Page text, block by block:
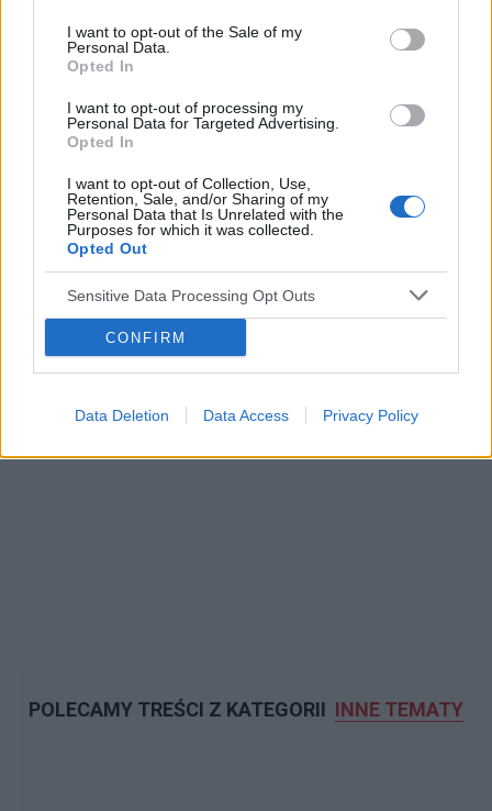
I want to opt-out of the Sale of my
Personal Data.
Opted In
I want to opt-out of processing my
Personal Data for Targeted Advertising.
Opted In
I want to opt-out of Collection, Use,
Retention, Sale, and/or Sharing of my
Personal Data that Is Unrelated with the
Purposes for which it was collected.
Opted Out
Sensitive Data Processing Opt Outs
CONFIRM
Data Deletion Data Access Privacy Policy
POLECAMY TREŚCI Z KATEGORII INNE TEMATY